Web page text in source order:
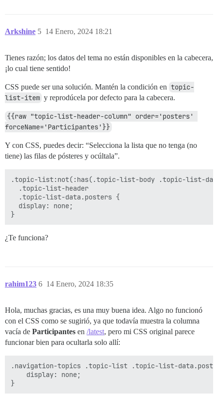
  {{~/if}}
    {{raw "list/topic-excerpt" topic=topic}}
  {{/if}}
    {{#unless hideCategory}}
      {{#unless topic.isPinnedUncategorized}}
        {{category-link topic.category}}
    {{/unless}}
    {{~#if topic.creator ~}}
    {{~/if ~}}
{{raw "list/action-list" topic=topic
{{#if showPosters}}
{{raw "list/posters-column"
{{/if}}
  <td class="num likes topic-list-data">
    {{#if hasLikes}}
  </td>
{{#if showOpLikes}}
  <td class="num likes topic-list-data">
    {{#if hasOpLikes}}
      <a href='{{topic.summaryUrl}}'>
{{number topic.op_like_count}} {{d-icon
    {{/if}}
  </td>
{{/if}}
Arkshine 14 Enero, 2024 18:21
5
Tienes razón; los datos del tema no están disponibles en la cabecera,
¡lo cual tiene sentido!
CSS puede ser una solución. Mantén la condición en topic-
list-item y reprodúcela por defecto para la cabecera.
{{raw "topic-list-header-column" order='posters'
forceName='Participantes'}}
Y con CSS, puedes decir: “Selecciona la lista que no tenga (no
tiene) las filas de pósteres y ocúltala”.
.topic-list:not(:has(.topic-list-body .topic-list-
  .topic-list-header
  .topic-list-data.posters {
  display: none;
¿Te funciona?
rahim123 14 Enero, 2024 18:35
6
Hola, muchas gracias, es una muy buena idea. Algo no funcionó
con el CSS como se sugirió, ya que todavía muestra la columna
vacía de Participantes en /latest, pero mi CSS original parece
funcionar bien para ocultarla solo allí:
.navigation-topics .topic-list .topic-list-
    display: none;